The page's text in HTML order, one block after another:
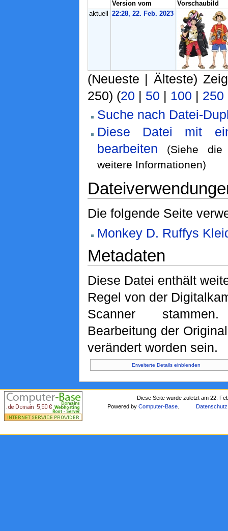
Version vom
Vorschaubild
aktuell
22:28, 22. Feb. 2023
(Neueste | Älteste)
250) (20 | 50 | 100 | 250
Suche nach Datei-
Diese Datei mit
bearbeiten
(Siehe
weitere Informationen)
Die folgende Seite
Monkey D. Ruffys
Metadaten
Diese Datei enthält
Regel von der
Scanner
Bearbeitung der
verändert worden sein.
Erweiterte Details einblenden
Diese Seite wurde zuletzt am 22.
Powered byComputer-Base Datenschutz